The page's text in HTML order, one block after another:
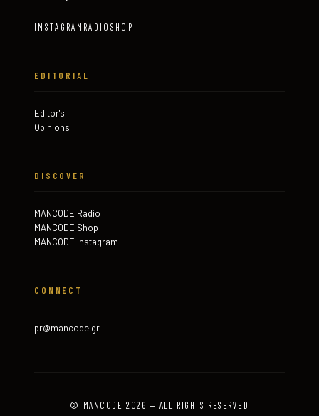
INSTAGRAM RADIO SHOP
EDITORIAL
Editor's
Opinions
DISCOVER
MANCODE Radio
MANCODE Shop
MANCODE Instagram
CONNECT
pr@mancode.gr
© MANCODE 2026 — ALL RIGHTS RESERVED